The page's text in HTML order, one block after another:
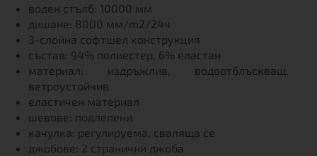
воден стълб: 10000 мм
дишане: 8000 мм/m2/24ч
3-слойна софтшел конструкция
състав: 94% полиестер, 6% еластан
материал: издръжлив, водоотблъскващ,
ветроустойчив
еластичен материал
шевове: подлепени
качулка: регулируема, сваляща се
джобове: 2 странични джоба